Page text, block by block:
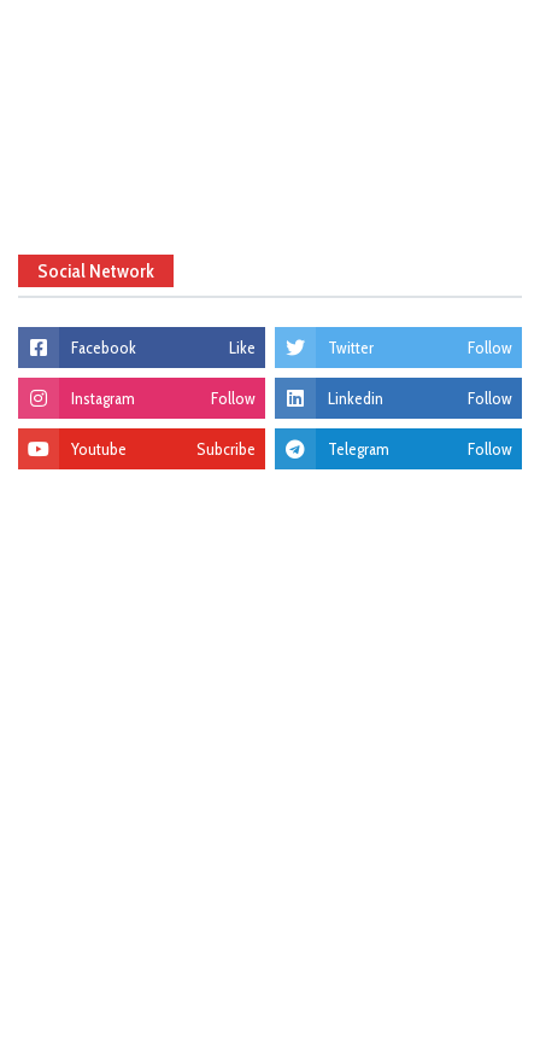
Social Network
Facebook Like Twitter Follow
Instagram Follow Linkedin Follow
Youtube Subcribe Telegram Follow